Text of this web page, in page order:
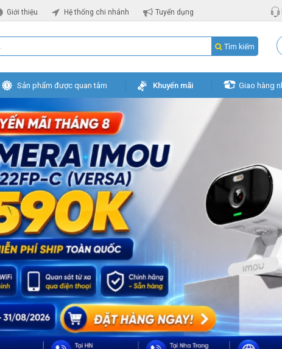
Giới thiệu Hệ thống chi nhánh Tuyển dụng
Tìm kiếm
Sản phẩm được quan tâm Khuyến mãi Giao hàng